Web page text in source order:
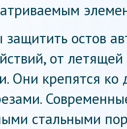
защитить остов
от
Они крепятся
стальными